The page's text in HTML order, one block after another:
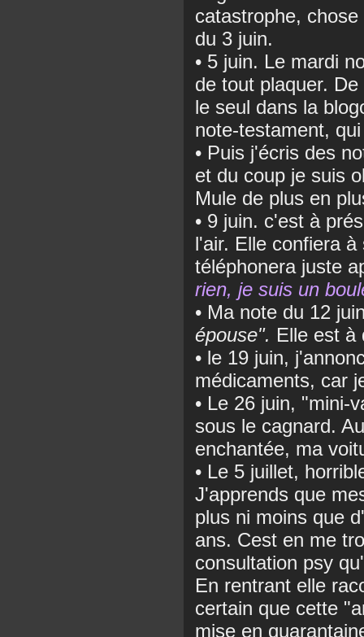
catastrophe,
du 3 juin.
• 5 juin. Le mardi
de tout plaquer.
le seul dans la
note-testament,
• Puis j'écris des
et du coup je suis
Mule de plus en
• 9 juin. c'est à
l'air. Elle confiera
téléphonera juste
rien, je suis un
• Ma note du 12
épouse". Elle est à
• le 19 juin,
médicaments, car
• Le 26 juin, "mini-
sous le cagnard.
enchantée, ma
• Le 5 juillet,
J'apprends que
plus ni moins que
ans. Cest en me
consultation psy
En rentrant elle
certain que cette
mise en